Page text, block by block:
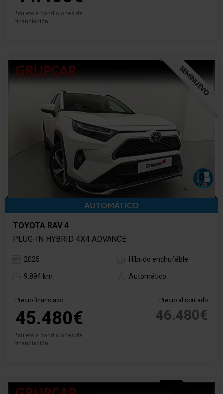
*sujeto a condiciones de
financiación
SEMINUEVO
AUTOMÁTICO
TOYOTA RAV 4
PLUG-IN HYBRID 4X4 ADVANCE
2025 Híbrido enchufáble
9.894 km Automático
Precio financiado
45.480€
*sujeto a condiciones de
financiación
Precio al contado
46.480€